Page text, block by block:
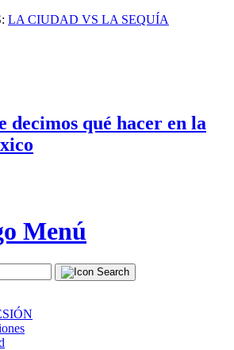
LA CIUDAD VS LA SEQUÍA